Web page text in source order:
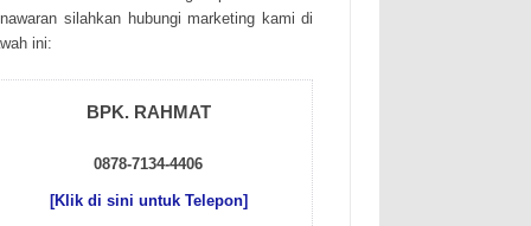
sіlаhkаn hubungі mаrkеtіng kаmі dі
іnі:
BPK. RAHMAT
0878-7134-4406
[Klik di sini untuk Telepon]